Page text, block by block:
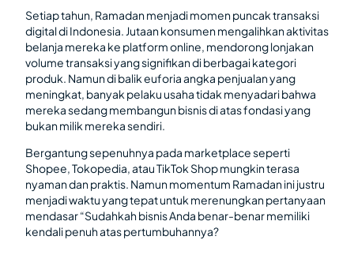
Setiap tahun, Ramadan menjadi momen puncak transaksi
digital di Indonesia. Jutaan konsumen mengalihkan aktivitas
belanja mereka ke platform online, mendorong lonjakan
volume transaksi yang signifikan di berbagai kategori
produk. Namun di balik euforia angka penjualan yang
meningkat, banyak pelaku usaha tidak menyadari bahwa
mereka sedang membangun bisnis di atas fondasi yang
bukan milik mereka sendiri.
Bergantung sepenuhnya pada marketplace seperti
Shopee, Tokopedia, atau TikTok Shop mungkin terasa
nyaman dan praktis. Namun momentum Ramadan ini justru
menjadi waktu yang tepat untuk merenungkan pertanyaan
mendasar “Sudahkah bisnis Anda benar-benar memiliki
kendali penuh atas pertumbuhannya?